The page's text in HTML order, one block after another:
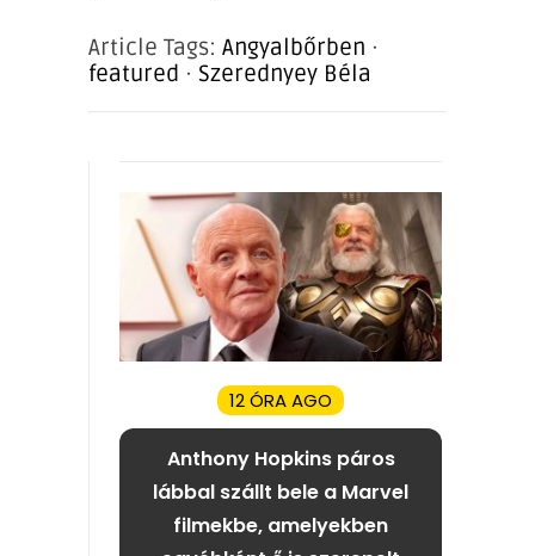
Article Tags: Angyalbőrben ·
featured · Szerednyey Béla
12 ÓRA AGO
Anthony Hopkins páros
lábbal szállt bele a Marvel
filmekbe, amelyekben